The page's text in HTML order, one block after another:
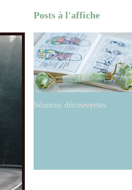
Posts à l'affiche
Séances découvertes